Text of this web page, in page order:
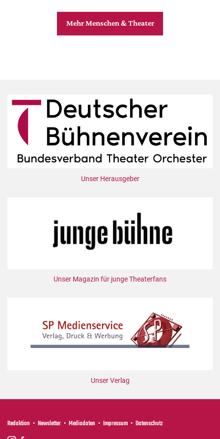
Mehr Menschen & Theater
Unser Herausgeber
Unser Magazin für junge Theaterfans
Unser Verlag
Redaktion Newsletter Mediadaten Impressum Datenschutz